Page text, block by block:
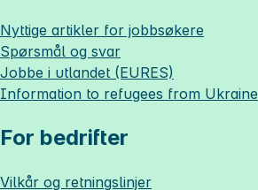
Nyttige artikler for jobbsøkere
Spørsmål og svar
Jobbe i utlandet (EURES)
Information to refugees from Ukraine
For bedrifter
Vilkår og retningslinjer